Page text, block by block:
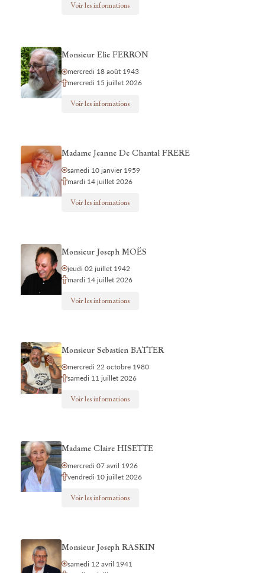
Voir les informations
Monsieur Elie FERRON
mercredi 18 août 1943
mercredi 15 juillet 2026
Voir les informations
Madame Jeanne De Chantal FRERE
samedi 10 janvier 1959
mardi 14 juillet 2026
Voir les informations
Monsieur Joseph MOËS
jeudi 02 juillet 1942
mardi 14 juillet 2026
Voir les informations
Monsieur Sebastien BATTER
mercredi 22 octobre 1980
samedi 11 juillet 2026
Voir les informations
Madame Claire HISETTE
mercredi 07 avril 1926
vendredi 10 juillet 2026
Voir les informations
Monsieur Joseph RASKIN
samedi 12 avril 1941